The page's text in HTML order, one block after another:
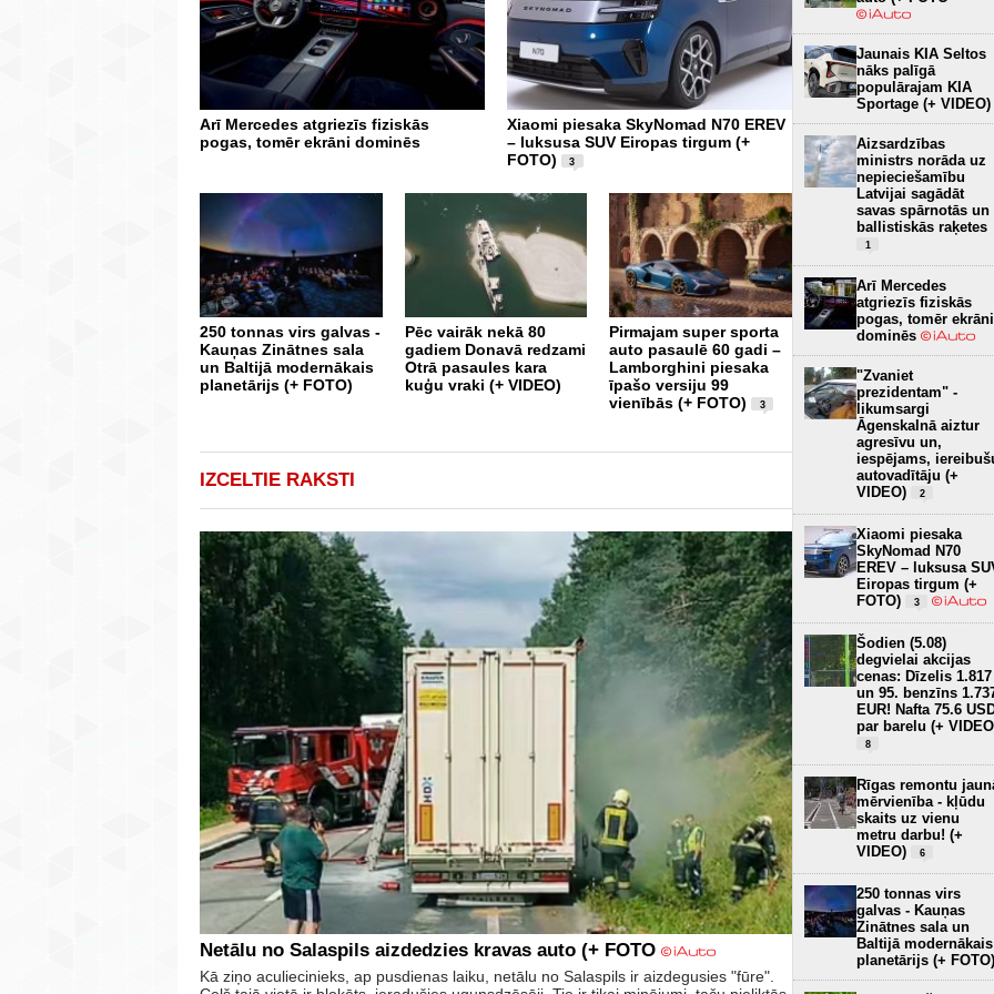
Arī Mercedes atgriezīs fiziskās
pogas, tomēr ekrāni dominēs
Xiaomi piesaka SkyNomad N70 EREV
– luksusa SUV Eiropas tirgum (+
FOTO)
3
250 tonnas virs galvas -
Kauņas Zinātnes sala
un Baltijā modernākais
planetārijs (+ FOTO)
Pēc vairāk nekā 80
gadiem Donavā redzami
Otrā pasaules kara
kuģu vraki (+ VIDEO)
Pirmajam super sporta
auto pasaulē 60 gadi –
Lamborghini piesaka
īpašo versiju 99
vienībās (+ FOTO)
3
Tikai 12,8 kWh uz 100 km –
tron būs
elektroauto (+ FOTO)
3
Piedāvājumā atgriežas
F-150 Super Snake
Sport (+ FOTO)
9
IZCELTIE RAKSTI
Netālu no Salaspils aizdedzies kravas auto (+ FOTO
Kā ziņo aculiecinieks, ap pusdienas laiku, netālu no Salaspils ir aizdegusies "fūre".
Jaunais KIA Seltos
nāks palīgā
populārajam KIA
Sportage (+ VIDEO)
Aizsardzības
ministrs norāda uz
nepieciešamību
Latvijai sagādāt
savas spārnotās un
ballistiskās raķetes
1
Arī Mercedes
atgriezīs fiziskās
pogas, tomēr ekrāni
dominēs
"Zvaniet
prezidentam" -
likumsargi
Āgenskalnā aiztur
agresīvu un,
iespējams,
autovadītāju (+
VIDEO)
2
Xiaomi piesaka
SkyNomad N70
EREV – luksusa
Eiropas tirgum (+
FOTO)
3
Šodien (5.08)
degvielai akcijas
cenas: Dīzelis 1.817
un 95. benzīns
EUR! Nafta 75.6
par barelu (+
8
Rīgas remontu
mērvienība - kļūdu
skaits uz vienu
metru darbu! (+
VIDEO)
6
250 tonnas virs
galvas - Kauņas
Zinātnes sala un
Baltijā modernākais
planetārijs (+ FOTO)